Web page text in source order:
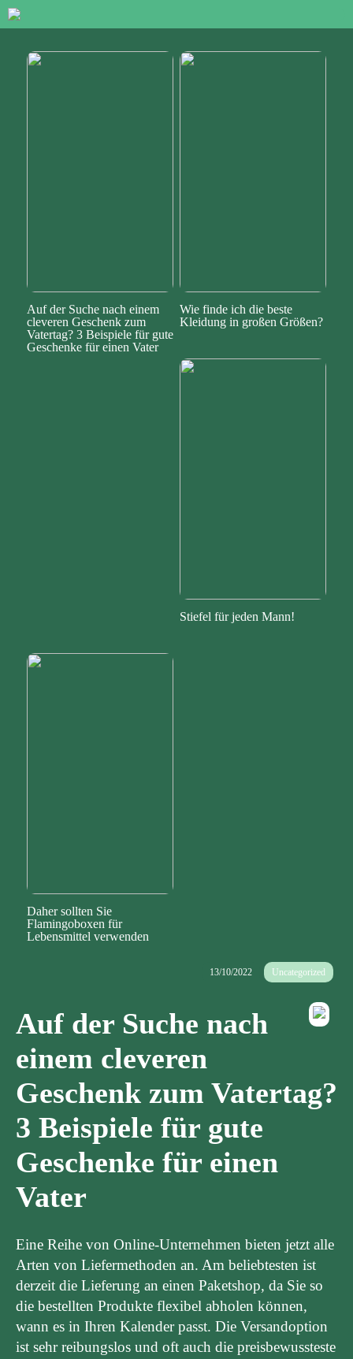
Auf der Suche nach einem
cleveren Geschenk zum
Vatertag? 3 Beispiele für gute
Geschenke für einen Vater
Wie finde ich die beste
Kleidung in großen Größen?
Stiefel für jeden Mann!
Daher sollten Sie
Flamingoboxen für
Lebensmittel verwenden
13/10/2022 Uncategorized
Auf der Suche nach
einem cleveren
Geschenk zum Vatertag?
3 Beispiele für gute
Geschenke für einen
Vater
Eine Reihe von Online-Unternehmen bieten jetzt alle
Arten von Liefermethoden an. Am beliebtesten ist
derzeit die Lieferung an einen Paketshop, da Sie so
die bestellten Produkte flexibel abholen können,
wann es in Ihren Kalender passt. Die Versandoption
ist sehr reibungslos und oft auch die preisbewussteste